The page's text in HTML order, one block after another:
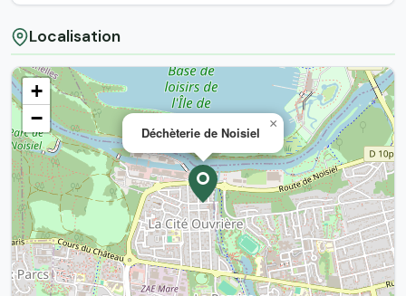
Localisation
Déchèterie de Noisiel
×
+
−